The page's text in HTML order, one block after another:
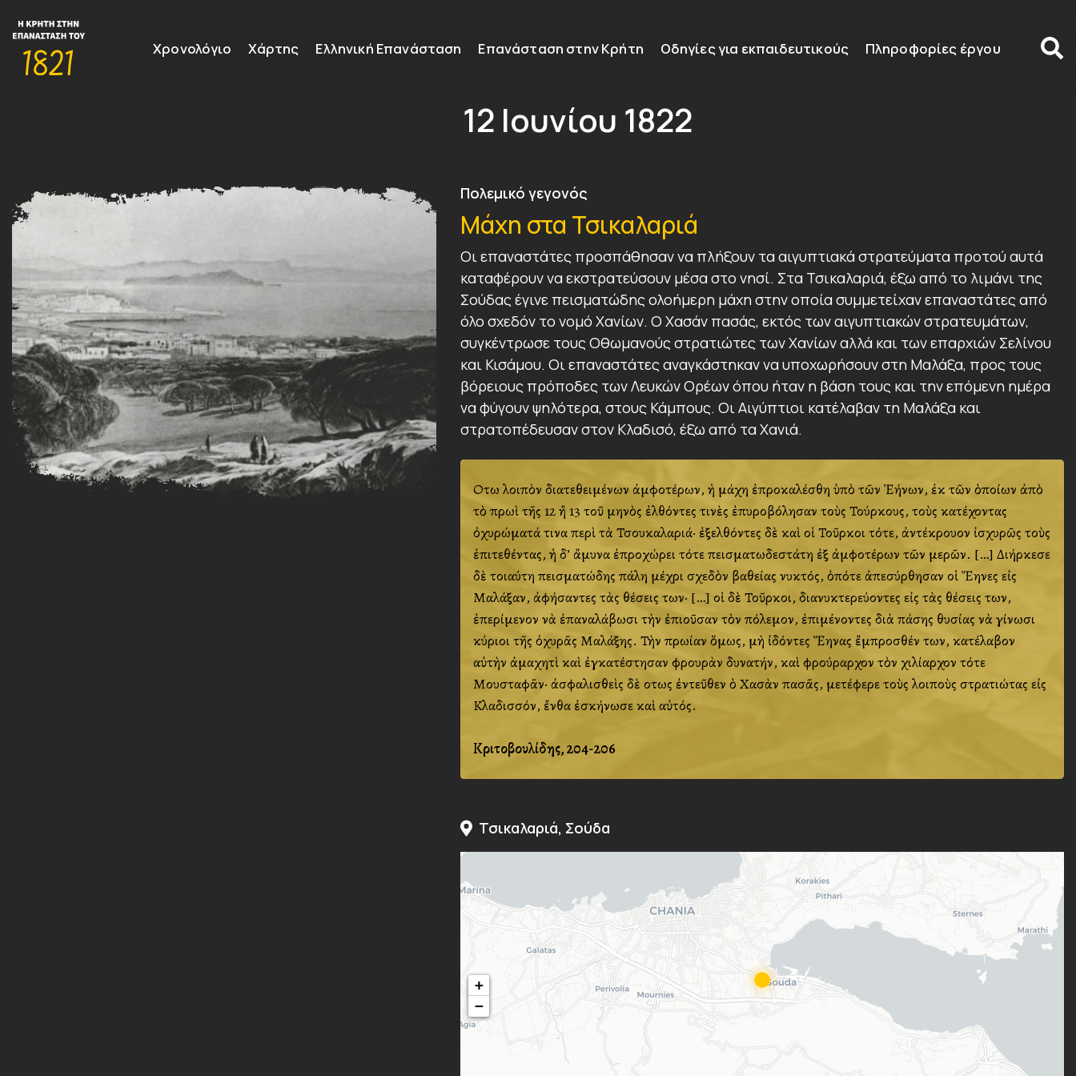
Χρονολόγιο Χάρτης Ελληνική Επανάσταση Επανάσταση στην Κρήτη Οδηγίες για εκπαιδευτικούς Πληροφορίες έργου
12 Ιουνίου 1822
Πολεμικό γεγονός
Μάχη στα Τσικαλαριά
Οι επαναστάτες προσπάθησαν να πλήξουν τα αιγυπτιακά στρατεύματα προτού αυτά
καταφέρουν να εκστρατεύσουν μέσα στο νησί. Στα Τσικαλαριά, έξω από το λιμάνι της
Σούδας έγινε πεισματώδης ολοήμερη μάχη στην οποία συμμετείχαν επαναστάτες από
όλο σχεδόν το νομό Χανίων. Ο Χασάν πασάς, εκτός των αιγυπτιακών στρατευμάτων,
συγκέντρωσε τους Οθωμανούς στρατιώτες των Χανίων αλλά και των επαρχιών Σελίνου
και Κισάμου. Οι επαναστάτες αναγκάστηκαν να υποχωρήσουν στη Μαλάξα, προς τους
βόρειους πρόποδες των Λευκών Ορέων όπου ήταν η βάση τους και την επόμενη ημέρα
να φύγουν ψηλότερα, στους Κάμπους. Οι Αιγύπτιοι κατέλαβαν τη Μαλάξα και
στρατοπέδευσαν στον Κλαδισό, έξω από τα Χανιά.
Οὕτω λοιπὸν διατεθειμένων ἀμφοτέρων, ἡ μάχη ἐπροκαλέσθη ὑπὸ τῶν Ἑλλήνων, ἐκ τῶν ὁποίων ἀπὸ
τὸ πρωὶ τῆς 12 ἢ 13 τοῦ μηνὸς ἐλθόντες τινὲς ἐπυροβόλησαν τοὺς Τούρκους, τοὺς κατέχοντας
ὀχυρώματά τινα περὶ τὰ Τσουκαλαριά· ἐξελθόντες δὲ καὶ οἱ Τοῦρκοι τότε, ἀντέκρουον ἰσχυρῶς τοὺς
ἐπιτεθέντας, ἡ δ’ ἄμυνα ἐπροχώρει τότε πεισματωδεστάτη ἐξ ἀμφοτέρων τῶν μερῶν. […] Διήρκεσε
δὲ τοιαύτη πεισματώδης πάλη μέχρι σχεδὸν βαθείας νυκτός, ὁπότε ἀπεσύρθησαν οἱ Ἕλληνες εἰς
Μαλάξαν, ἀφήσαντες τὰς θέσεις των· […] οἱ δὲ Τοῦρκοι, διανυκτερεύοντες εἰς τὰς θέσεις των,
ἐπερίμενον νὰ ἐπαναλάβωσι τὴν ἐπιοῦσαν τὸν πόλεμον, ἐπιμένοντες διὰ πάσης θυσίας νὰ γίνωσι
κύριοι τῆς ὀχυρᾶς Μαλάξης. Τὴν πρωίαν ὅμως, μὴ ἰδόντες Ἕλληνας ἔμπροσθέν των, κατέλαβον
αὐτὴν ἀμαχητὶ καὶ ἐγκατέστησαν φρουρὰν δυνατήν, καὶ φρούραρχον τὸν χιλίαρχον τότε
Μουσταφᾶν· ἀσφαλισθεὶς δὲ οὕτως ἐντεῦθεν ὁ Χασὰν πασᾶς, μετέφερε τοὺς λοιποὺς στρατιώτας εἰς
Κλαδισσόν, ἔνθα ἐσκήνωσε καὶ αὐτός.
Κριτοβουλίδης, 204-206
Τσικαλαριά, Σούδα
+
−